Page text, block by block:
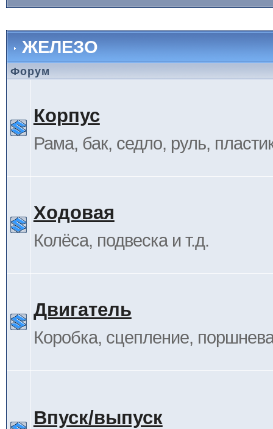
ЖЕЛЕЗО
Форум
Корпус
Рама, бак, седло, руль,
Ходовая
Колёса, подвеска и т.д.
Двигатель
Коробка, сцепление,
Впуск/выпуск